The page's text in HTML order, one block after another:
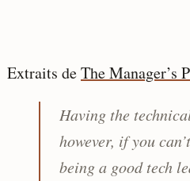
Extraits deThe Manager’s
Having the
however, if you
being a good tech